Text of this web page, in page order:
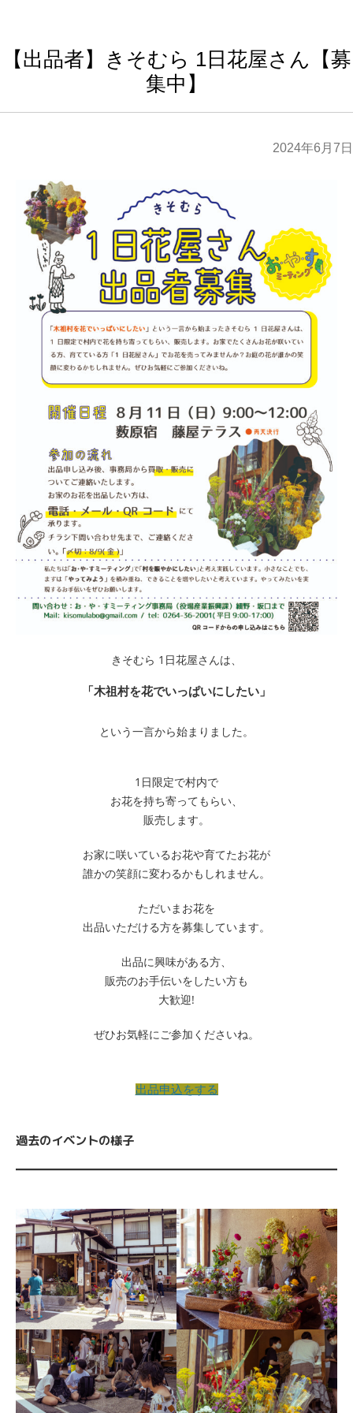
【出品者】きそむら 1日花屋さん【募
集中】
2024年6月7日
きそむら 1日花屋さんは、
「木祖村を花でいっぱいにしたい」
という一言から始まりました。
1日限定で村内で
お花を持ち寄ってもらい、
販売します。
お家に咲いているお花や育てたお花が
誰かの笑顔に変わるかもしれません。
ただいまお花を
出品いただける方を募集しています。
出品に興味がある方、
販売のお手伝いをしたい方も
大歓迎!
ぜひお気軽にご参加くださいね。
出品申込をする
過去のイベントの様子